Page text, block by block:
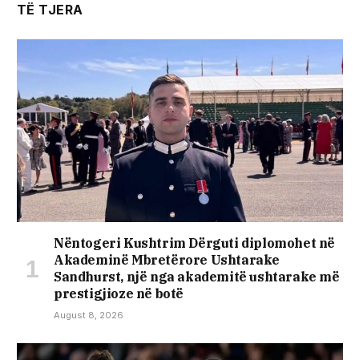
TË TJERA
Nëntogeri Kushtrim Dërguti diplomohet në
Akademinë Mbretërore Ushtarake
Sandhurst, një nga akademitë ushtarake më
prestigjioze në botë
August 8, 2026